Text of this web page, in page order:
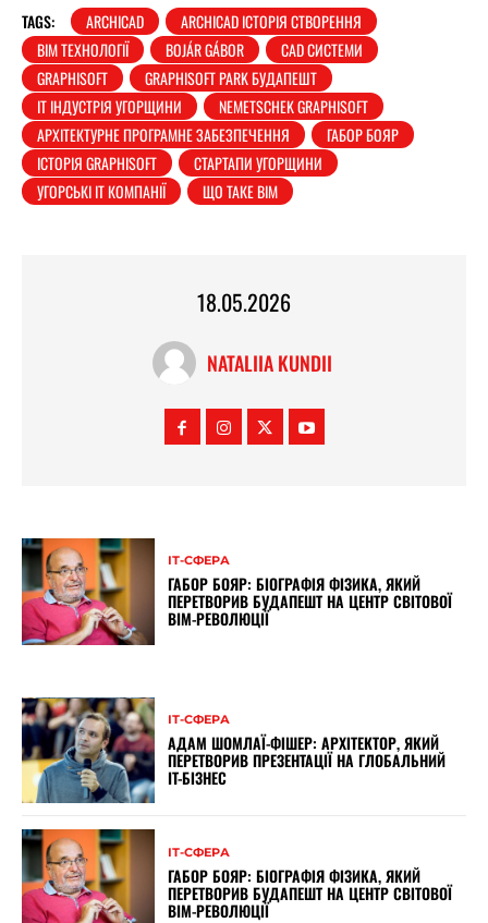
TAGS: ARCHICAD
ARCHICAD ІСТОРІЯ СТВОРЕННЯ
BIM ТЕХНОЛОГІЇ
BOJÁR GÁBOR
CAD СИСТЕМИ
GRAPHISOFT
GRAPHISOFT PARK БУДАПЕШТ
IT ІНДУСТРІЯ УГОРЩИНИ
NEMETSCHEK GRAPHISOFT
АРХІТЕКТУРНЕ ПРОГРАМНЕ ЗАБЕЗПЕЧЕННЯ
ГАБОР БОЯР
ІСТОРІЯ GRAPHISOFT
СТАРТАПИ УГОРЩИНИ
УГОРСЬКІ IT КОМПАНІЇ
ЩО ТАКЕ BIM
18.05.2026
NATALIIA KUNDII
ІТ-СФЕРА
ГАБОР БОЯР: БІОГРАФІЯ ФІЗИКА, ЯКИЙ
ПЕРЕТВОРИВ БУДАПЕШТ НА ЦЕНТР СВІТОВОЇ
BIM-РЕВОЛЮЦІЇ
ІТ-СФЕРА
АДАМ ШОМЛАЇ-ФІШЕР: АРХІТЕКТОР, ЯКИЙ
ПЕРЕТВОРИВ ПРЕЗЕНТАЦІЇ НА ГЛОБАЛЬНИЙ
IT-БІЗНЕС
ІТ-СФЕРА
ГАБОР БОЯР: БІОГРАФІЯ ФІЗИКА, ЯКИЙ
ПЕРЕТВОРИВ БУДАПЕШТ НА ЦЕНТР СВІТОВОЇ
BIM-РЕВОЛЮЦІЇ